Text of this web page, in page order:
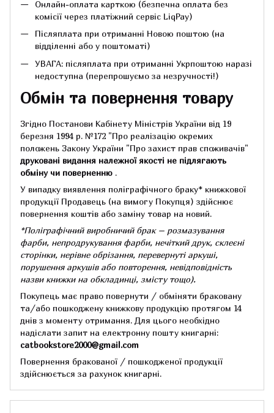
Онлайн-оплата карткою (безпечна оплата без
комісії через платіжний сервіс LiqPay)
Післяплата при отриманні Новою поштою (на
відділенні або у поштоматі)
УВАГА: післяплата при отриманні Укрпоштою наразі
недоступна (перепрошуємо за незручності!)
Обмін та повернення товару
Згідно Постанови Кабінету Міністрів України від 19
березня 1994 р. №172 "Про реалізацію окремих
положень Закону України "Про захист прав споживачів"
друковані видання належної якості не підлягають
обміну чи поверненню .
У випадку виявлення поліграфічного браку* книжкової
продукції Продавець (на вимогу Покупця) здійснює
повернення коштів або заміну товар на новий.
*Поліграфічний виробничий брак – розмазування
фарби, непродрукування фарби, нечіткий друк, склеєні
сторінки, нерівне обрізання, перевернуті аркуші,
порушення аркушів або повторення, невідповідність
назви книжки на обкладинці, змісту тощо).
Покупець має право повернути / обміняти браковану
та/або пошкоджену книжкову продукцію протягом 14
днів з моменту отримання. Для цього необхідно
надіслати запит на електронну пошту книгарні:
catbookstore2000@gmail.com
Повернення бракованої / пошкодженої продукції
здійснюється за рахунок книгарні.